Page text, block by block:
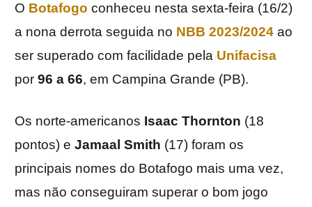
O Botafogo conheceu nesta sexta-feira (16/2)
a nona derrota seguida no NBB 2023/2024 ao
ser superado com facilidade pela Unifacisa
por 96 a 66, em Campina Grande (PB).
Os norte-americanos Isaac Thornton (18
pontos) e Jamaal Smith (17) foram os
principais nomes do Botafogo mais uma vez,
mas não conseguiram superar o bom jogo